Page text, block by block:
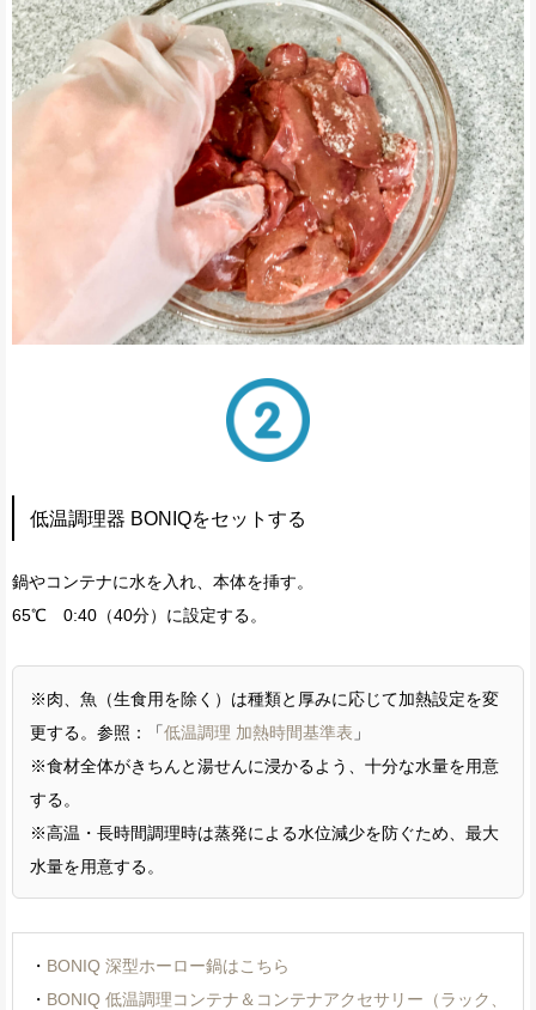
低温調理器 BONIQをセットする
鍋やコンテナに水を入れ、本体を挿す。
65℃ 0:40（40分）に設定する。
※肉、魚（生食用を除く）は種類と厚みに応じて加熱設定を変
更する。参照：「低温調理 加熱時間基準表 」
※食材全体がきちんと湯せんに浸かるよう、十分な水量を用意
する。
※高温・長時間調理時は蒸発による水位減少を防ぐため、最大
水量を用意する。
・ BONIQ 深型ホーロー鍋はこちら
・ BONIQ 低温調理コンテナ＆コンテナアクセサリー（ラック、